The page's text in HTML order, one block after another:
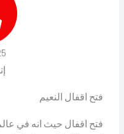
فتح اقفال النعيم
فتح اقفال حيث انه في